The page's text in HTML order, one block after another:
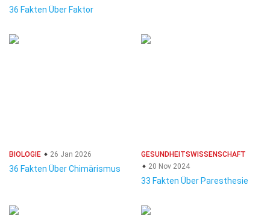
36 Fakten Über Faktor
BIOLOGIE 26 Jan 2026
36 Fakten Über Chimärismus
GESUNDHEITSWISSENSCHAFT
20 Nov 2024
33 Fakten Über Paresthesie